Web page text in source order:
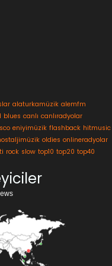
alaturkamüzik alemfm
blues canlı canlıradyolar
eniyimüzik flashback hitmusic
oldies onlineradyolar
rock slow top10 top20 top40